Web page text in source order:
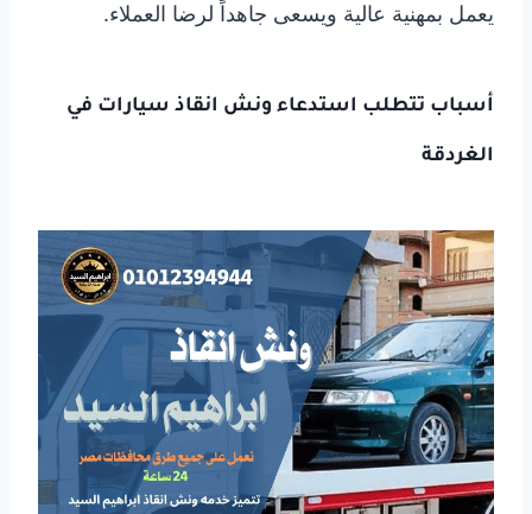
يعمل بمهنية عالية ويسعى جاهداً لرضا العملاء.
أسباب تتطلب استدعاء ونش انقاذ سيارات في
الغردقة